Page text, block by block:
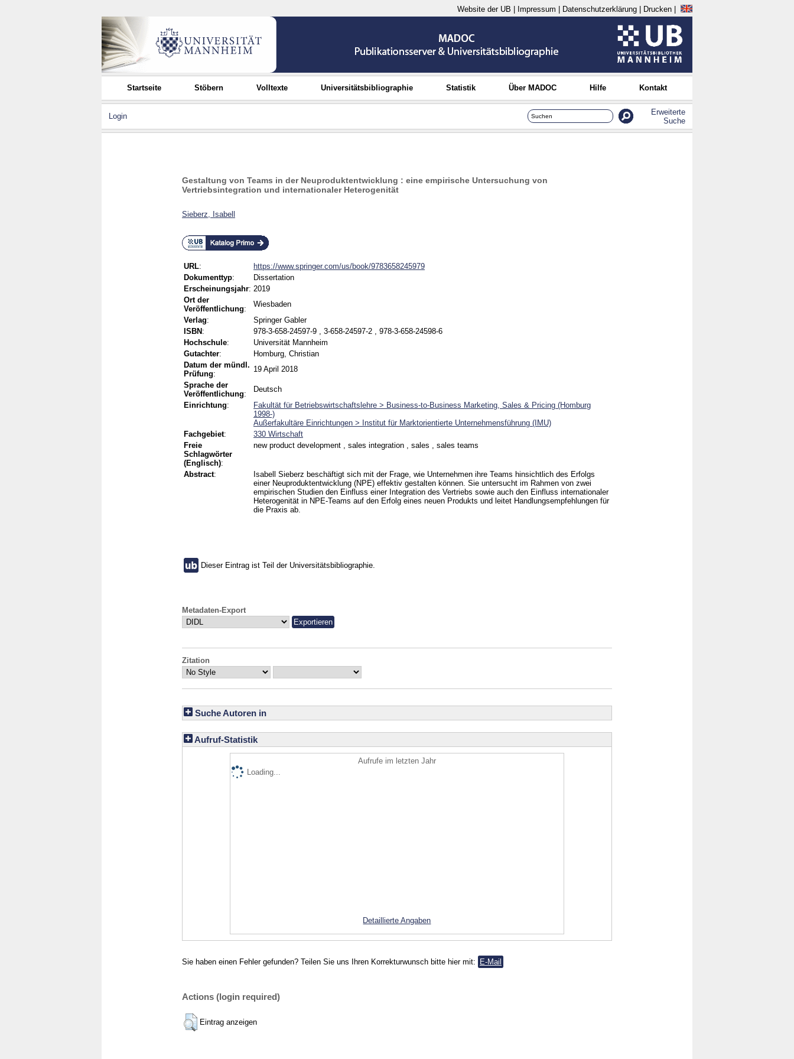
Website der UB Impressum Datenschutzerklärung Drucken
Startseite Stöbern Volltexte Universitätsbibliographie Statistik Über MADOC Hilfe Kontakt
Login
Erweiterte
Suche
Gestaltung von Teams in der Neuproduktentwicklung : eine empirische Untersuchung von
Vertriebsintegration und internationaler Heterogenität
Sieberz, Isabell
URL:
https://www.springer.com/us/book/9783658245979
Dokumenttyp:
Dissertation
Erscheinungsjahr: 2019
Ort der
Veröffentlichung:
Wiesbaden
Verlag:
Springer Gabler
ISBN :
978-3-658-24597-9 , 3-658-24597-2 , 978-3-658-24598-6
Hochschule:
Universität Mannheim
Gutachter:
Homburg, Christian
Datum der mündl.
Prüfung:
19 April 2018
Sprache der
Veröffentlichung:
Deutsch
Einrichtung:
Fakultät für Betriebswirtschaftslehre > Business-to-Business Marketing, Sales & Pricing (Homburg
1998-)
Außerfakultäre Einrichtungen > Institut für Marktorientierte Unternehmensführung (IMU)
Fachgebiet:
330 Wirtschaft
Freie
Schlagwörter
(Englisch):
new product development , sales integration , sales , sales teams
Abstract:
Isabell Sieberz beschäftigt sich mit der Frage, wie Unternehmen ihre Teams hinsichtlich des Erfolgs
einer Neuproduktentwicklung (NPE) effektiv gestalten können. Sie untersucht im Rahmen von zwei
empirischen Studien den Einfluss einer Integration des Vertriebs sowie auch den Einfluss internationaler
Heterogenität in NPE-Teams auf den Erfolg eines neuen Produkts und leitet Handlungsempfehlungen für
die Praxis ab.
Dieser Eintrag ist Teil der Universitätsbibliographie.
Metadaten-Export
Zitation
Suche Autoren in
Aufruf-Statistik
Aufrufe im letzten Jahr
Loading...
Detaillierte Angaben
Sie haben einen Fehler gefunden? Teilen Sie uns Ihren Korrekturwunsch bitte hier mit: E-Mail
Actions (login required)
Eintrag anzeigen